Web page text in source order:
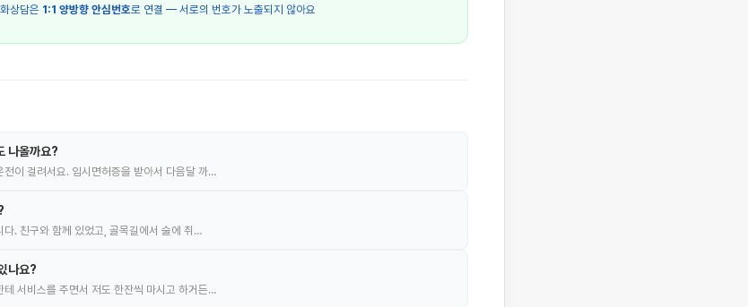
상담은 1:1 양방향 안심번호로 연결 — 서로의 번호가 노출되지 않아요
나올까요?
전이 걸려서요. 임시면허증을 받아서 다음달 까…
. 친구와 함께 있었고, 골목길에서 술에 취…
나요?
서비스를 주면서 저도 한잔씩 마시고 하거든…